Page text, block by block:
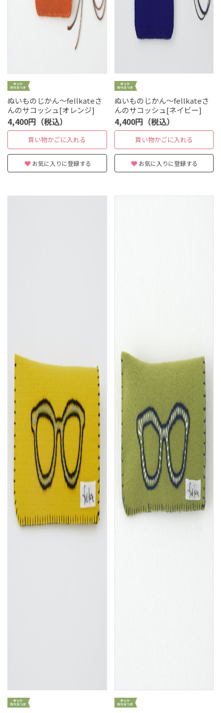
ぬいものじかん～fellkateさ
んのサコッシュ[オレンジ]
4,400円（税込）
買い物かごに入れる
お気に入りに登録する
ぬいものじかん～fellkateさ
んのサコッシュ[ネイビー]
4,400円（税込）
買い物かごに入れる
お気に入りに登録する